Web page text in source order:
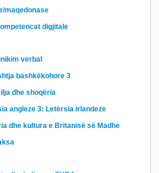
maqedonase
digjitale
verbal
bashkëkohore 3
dhe shoqëria
angleze 3: Letërsia irlandeze
dhe kultura e Britanisë së Madhe